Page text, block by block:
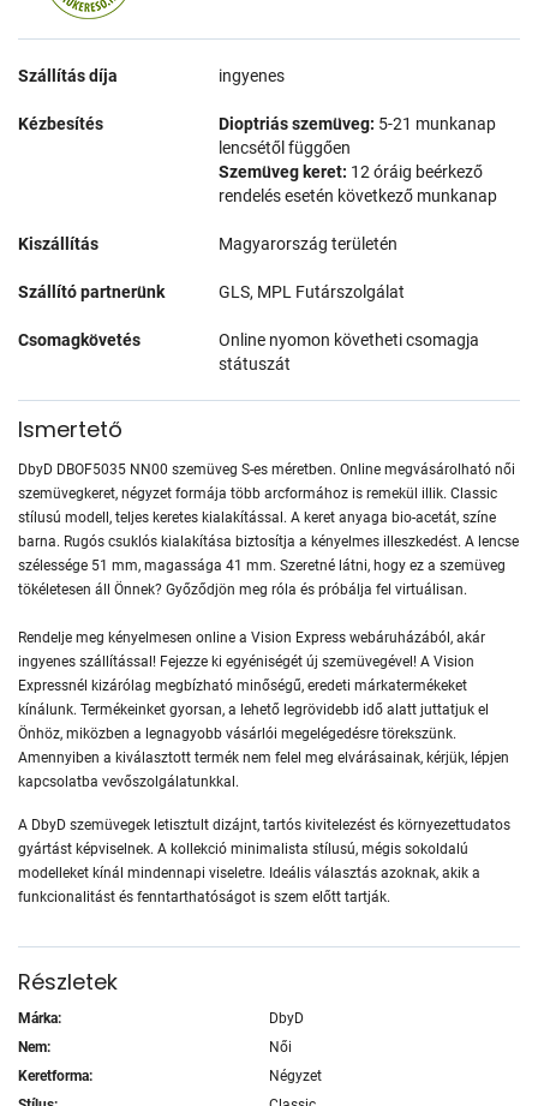
Szállítás díja ingyenes
Kézbesítés Dioptriás szemüveg: 5-21 munkanap
lencsétől függően
Szemüveg keret: 12 óráig beérkező
rendelés esetén következő munkanap
Kiszállítás Magyarország területén
Szállító partnerünk GLS, MPL Futárszolgálat
Csomagkövetés
Online nyomon követheti csomagja
státuszát
Ismertető
DbyD DBOF5035 NN00 szemüveg S-es méretben. Online megvásárolható női
szemüvegkeret, négyzet formája több arcformához is remekül illik. Classic
stílusú modell, teljes keretes kialakítással. A keret anyaga bio-acetát, színe
barna. Rugós csuklós kialakítása biztosítja a kényelmes illeszkedést. A lencse
szélessége 51 mm, magassága 41 mm. Szeretné látni, hogy ez a szemüveg
tökéletesen áll Önnek? Győződjön meg róla és próbálja fel virtuálisan.
Rendelje meg kényelmesen online a Vision Express webáruházából, akár
ingyenes szállítással! Fejezze ki egyéniségét új szemüvegével! A Vision
Expressnél kizárólag megbízható minőségű, eredeti márkatermékeket
kínálunk. Termékeinket gyorsan, a lehető legrövidebb idő alatt juttatjuk el
Önhöz, miközben a legnagyobb vásárlói megelégedésre törekszünk.
Amennyiben a kiválasztott termék nem felel meg elvárásainak, kérjük, lépjen
kapcsolatba vevőszolgálatunkkal.
A DbyD szemüvegek letisztult dizájnt, tartós kivitelezést és környezettudatos
gyártást képviselnek. A kollekció minimalista stílusú, mégis sokoldalú
modelleket kínál mindennapi viseletre. Ideális választás azoknak, akik a
funkcionalitást és fenntarthatóságot is szem előtt tartják.
Részletek
Márka:
DbyD
Nem:
Női
Keretforma:
Négyzet